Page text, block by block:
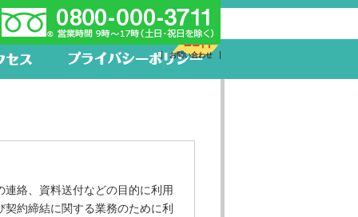
新着求人
21件
お問い合わせ
絡、資料送付などの目的に利用
約締結に関する業務のために利